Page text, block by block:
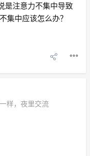
是注意力不集中导致
集中应该怎么办？
样，夜里交流